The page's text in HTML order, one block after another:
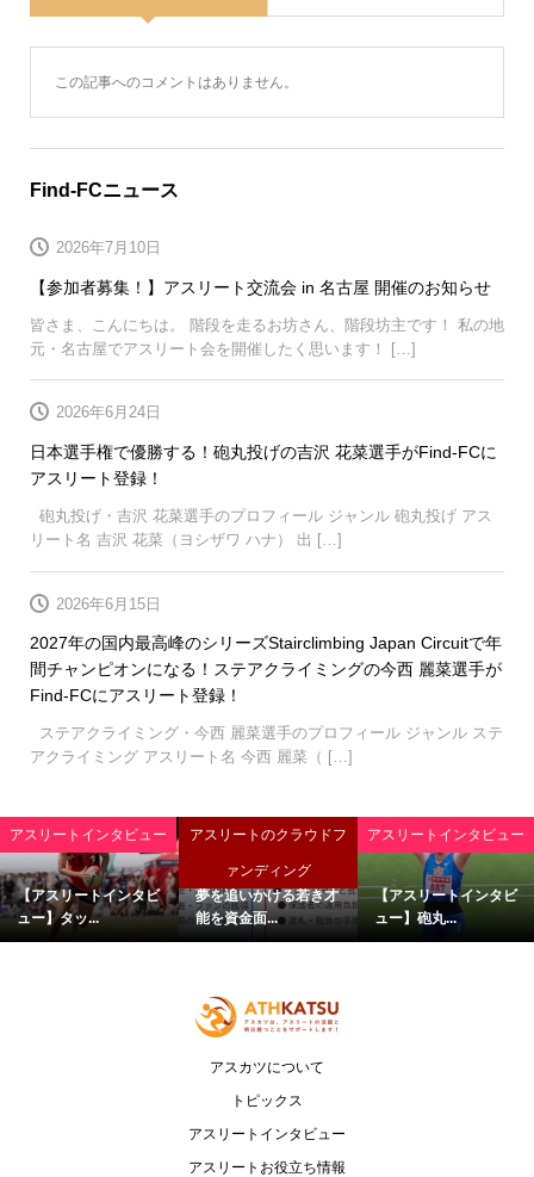
この記事へのコメントはありません。
Find-FCニュース
【参加者募集！】アスリート交流会 in 名古屋 開催のお知らせ
2026年7月10日
皆さま、こんにちは。 階段を走るお坊さん、階段坊主です！ 私の地
元・名古屋でアスリート会を開催したく思います！ […]
日本選手権で優勝する！砲丸投げの吉沢 花菜選手がFind-FCに
アスリート登録！
2026年6月24日
砲丸投げ・吉沢 花菜選手のプロフィール ジャンル 砲丸投げ アス
リート名 吉沢 花菜（ヨシザワ ハナ） 出 […]
2027年の国内最高峰のシリーズStairclimbing Japan Circuitで年
間チャンピオンになる！ステアクライミングの今西 麗菜選手が
Find-FCにアスリート登録！
2026年6月15日
ステアクライミング・今西 麗菜選手のプロフィール ジャンル ステ
アクライミング アスリート名 今西 麗菜（ […]
アスリートインタビュー
【アスリートインタビ
ュー】タッ...
アスリートのクラウドフ
ァンディング
夢を追いかける若き才
能を資金面...
アスリートインタビュー
【アスリートインタビ
ュー】砲丸...
アスカツについて
トピックス
アスリートインタビュー
アスリートお役立ち情報